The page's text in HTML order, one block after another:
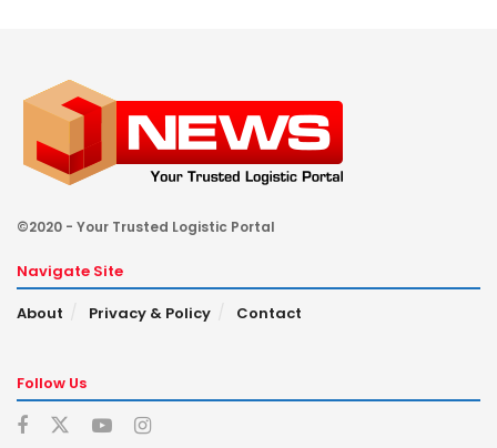
©2020 - Your Trusted Logistic Portal
Navigate Site
About
Privacy & Policy Contact
Follow Us